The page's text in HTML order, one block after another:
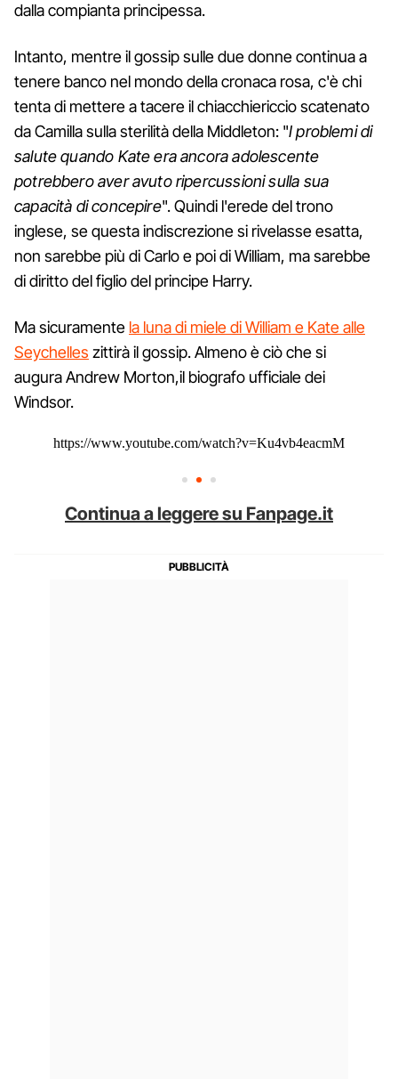
dalla compianta principessa.
Intanto, mentre il gossip sulle due donne continua a
tenere banco nel mondo della cronaca rosa, c'è chi
tenta di mettere a tacere il chiacchiericcio scatenato
da Camilla sulla sterilità della Middleton: "I problemi di
salute quando Kate era ancora adolescente
potrebbero aver avuto ripercussioni sulla sua
capacità di concepire". Quindi l'erede del trono
inglese, se questa indiscrezione si rivelasse esatta,
non sarebbe più di Carlo e poi di William, ma sarebbe
di diritto del figlio del principe Harry.
Ma sicuramente la luna di miele di William e Kate alle
Seychelles zittirà il gossip. Almeno è ciò che si
augura Andrew Morton,il biografo ufficiale dei
Windsor.
https://www.youtube.com/watch?v=Ku4vb4eacmM
Continua a leggere su Fanpage.it